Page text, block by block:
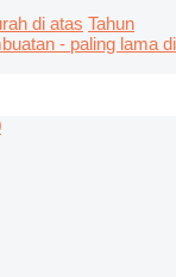
di atas Tahun
- paling lama di